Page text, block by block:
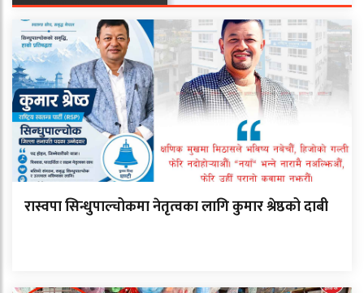
रास्वपा सिन्धुपाल्चोकमा नेतृत्वका लागि कुमार श्रेष्ठको दाबी